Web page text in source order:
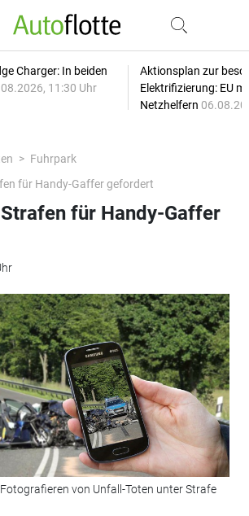
Charger: In beiden
11:30 Uhr
Aktionsplan zur
Elektrifizierung: EU
Netzhelfern
Fuhrpark
für Handy-Gaffer gefordert
für Handy-Gaffer
von Unfall-Toten unter Strafe